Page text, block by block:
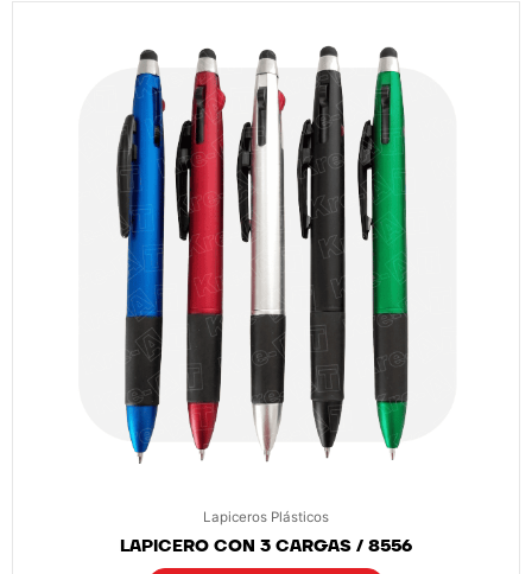
Lapiceros Plásticos
LAPICERO CON 3 CARGAS / 8556